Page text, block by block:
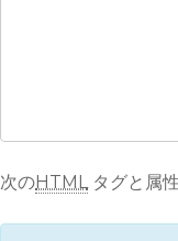
次のHTMLタグと属